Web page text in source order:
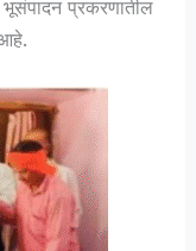
भूसंपादन प्रकरणातील